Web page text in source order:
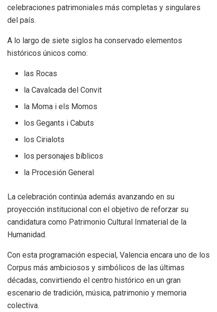
celebraciones patrimoniales más completas y singulares
del país.
A lo largo de siete siglos ha conservado elementos
históricos únicos como:
las Rocas
la Cavalcada del Convit
la Moma i els Momos
los Gegants i Cabuts
los Cirialots
los personajes bíblicos
la Procesión General
La celebración continúa además avanzando en su
proyección institucional con el objetivo de reforzar su
candidatura como Patrimonio Cultural Inmaterial de la
Humanidad.
Con esta programación especial, Valencia encara uno de los
Corpus más ambiciosos y simbólicos de las últimas
décadas, convirtiendo el centro histórico en un gran
escenario de tradición, música, patrimonio y memoria
colectiva.